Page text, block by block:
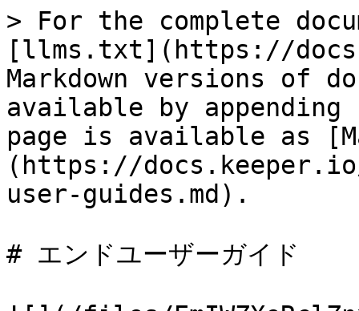
> For the complete
[llms.txt](https://
Markdown versions of
available by
page is available as
(https://
user-guides.md).
# エンドユーザーガイド